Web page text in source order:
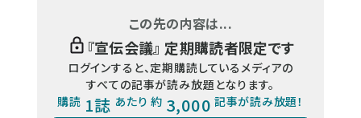
この先の内容は...
『宣伝会議』 定期購読者限定です
ログインすると、定期購読しているメディアの
すべての記事が読み放題となります。
購読 1誌 あたり 約 3,000 記事が読み放題！